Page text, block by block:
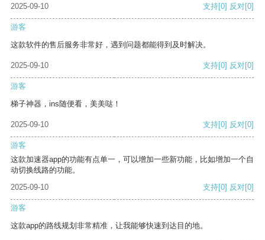
2025-09-10 支持[0] 反对[0]
游客
这款软件的售后服务非常好，遇到问题都能得到及时解决。
2025-09-10 支持[0] 反对[0]
游客
梯子神器，ins随便看，美美哒！
2025-09-10 支持[0] 反对[0]
游客
这款加速器app的功能有点单一，可以增加一些新功能，比如增加一个自
动切换线路的功能。
2025-09-10
支持[0] 反对[0]
游客
这款app的路线规划非常精准，让我能够快速到达目的地。